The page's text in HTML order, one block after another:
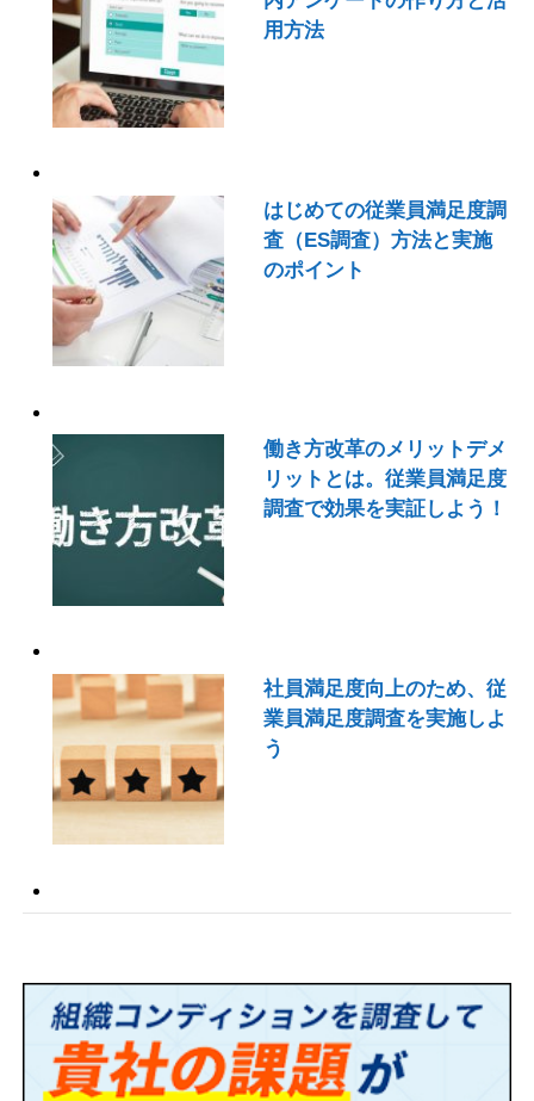
用方法
はじめての従業員満足度調
査（ES調査）方法と実施
のポイント
働き方改革のメリットデメ
リットとは。従業員満足度
調査で効果を実証しよう！
社員満足度向上のため、従
業員満足度調査を実施しよ
う